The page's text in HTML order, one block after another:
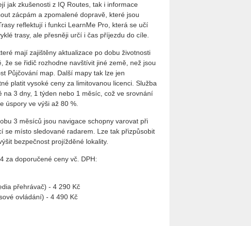
jak zkušenosti z IQ Routes, tak i informace
zácpám a zpomalené dopravě, které jsou
reflektují i funkci LearnMe Pro, která se učí
trasy, ale přesněji určí i čas příjezdu do cíle.
mají zajištěny aktualizace po dobu životnosti
se řidič rozhodne navštívit jiné země, než jsou
Půjčování map. Další mapy tak lze jen
platit vysoké ceny za limitovanou licenci. Služba
3 dny, 1 týden nebo 1 měsíc, což ve srovnání
úspory ve výši až 80 %.
3 měsíců jsou navigace schopny varovat při
se místo sledované radarem. Lze tak přizpůsobit
bezpečnost projížděné lokality.
za doporučené ceny vč. DPH:
přehrávač) - 4 290 Kč
ovládání) - 4 490 Kč